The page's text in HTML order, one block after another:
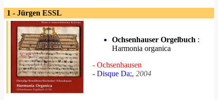
1 - Jürgen ESSL
Ochsenhauser Orgelbuch :
Harmonia organica
- Ochsenhausen
- Disque Da;, 2004